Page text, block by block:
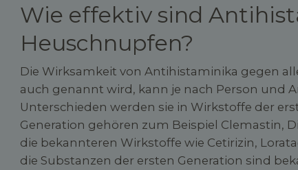
Wie effektiv sind
Heuschnupfen?
Die Wirksamkeit von Antihistaminika gegen
auch genannt wird, kann je nach Person und
Unterschieden werden sie in Wirkstoffe der
Generation gehören zum Beispiel Clemastin,
die bekannteren Wirkstoffe wie Cetirizin,
die Substanzen der ersten Generation sind